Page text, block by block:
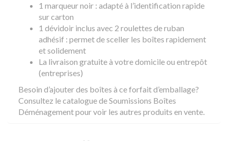
1 marqueur noir : adapté à l’identification rapide
sur carton
1 dévidoir inclus avec 2 roulettes de ruban
adhésif : permet de sceller les boîtes rapidement
et solidement
La livraison gratuite à votre domicile ou entrepôt
(entreprises)
Besoin d’ajouter des boîtes à ce forfait d’emballage?
Consultez le catalogue de Soumissions Boîtes
Déménagement pour voir les autres produits en vente.